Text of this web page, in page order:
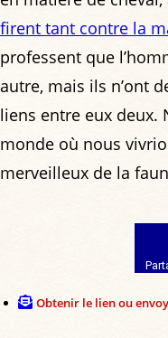
firent tant contre la
professent que
autre, mais ils n’ont
liens entre eux deux.
monde où nous
merveilleux de la
Obtenir le lien ou